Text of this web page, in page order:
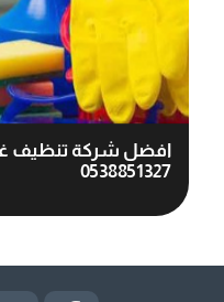
افضل شركة تنظيف
0538851327